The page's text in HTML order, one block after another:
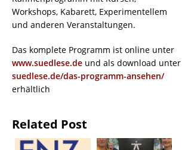
Workshops, Kabarett, Experimentellem
und anderen Veranstaltungen.
Das komplete Programm ist online unter
www.suedlese.de und als download unter
suedlese.de/das-programm-ansehen/
erhältlich
Related Post